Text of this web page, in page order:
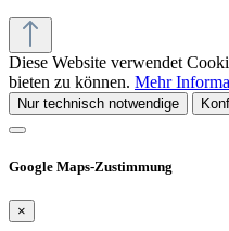
Diese Website verwendet
bieten zu können. Mehr
Nur technisch notwendige
Google Maps-Zustimmung
×